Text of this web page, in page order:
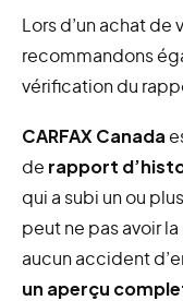
Lors d’un achat de
recommandons
vérification du
CARFAX Canada
de rapport
qui a subi un ou
peut ne pas avoir
aucun accident
un aperçu